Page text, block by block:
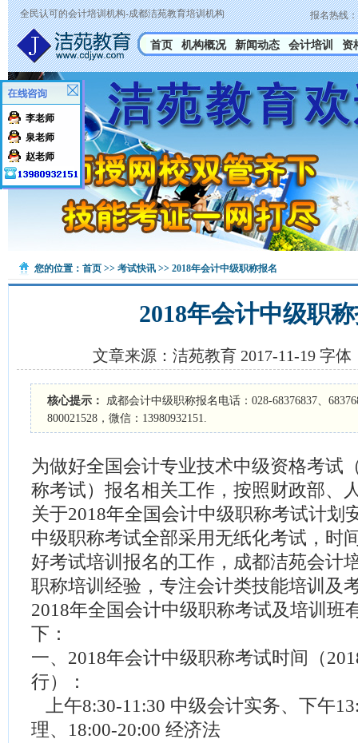
全民认可的会计培训机构-成都洁苑教育培训机构 报名热线：
首页 机构概况 新闻动态 会计培训 资
您的位置： 首页 >> 考试快讯 >> 2018年会计中级职称报名
2018年会计中级职
文章来源：洁苑教育 2017-11-19 字体
核心提示：
成都会计中级职称报名电话：028-68376837、
800021528，微信：13980932151.
为做好全国会计专业技术中级资格考试
称考试）报名相关工作，按照财政部、
关于2018年全国会计中级职称考试计划
中级职称考试全部采用无纸化考试，时
好考试培训报名的工作，成都洁苑会计
职称培训经验，专注会计类技能培训及
2018年全国会计中级职称考试及培训班
下：
一、2018年会计中级职称考试时间（
行）：
上午8:30-11:30 中级会计实务、下午
理、18:00-20:00 经济法
李老师
泉老师
赵老师